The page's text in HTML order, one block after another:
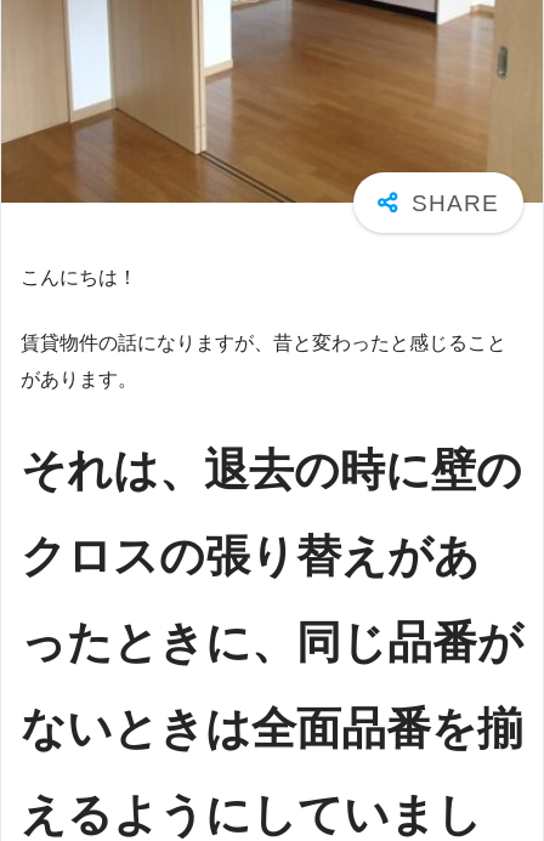
こんにちは！
賃貸物件の話になりますが、昔と変わったと感じること
があります。
それは、退去の時に壁の
クロスの張り替えがあ
ったときに、同じ品番が
ないときは全面品番を揃
えるようにしていまし